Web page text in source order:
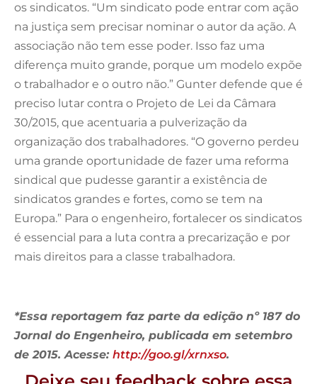
os sindicatos. “Um sindicato pode entrar com ação
na justiça sem precisar nominar o autor da ação. A
associação não tem esse poder. Isso faz uma
diferença muito grande, porque um modelo expõe
o trabalhador e o outro não.” Gunter defende que é
preciso lutar contra o Projeto de Lei da Câmara
30/2015, que acentuaria a pulverização da
organização dos trabalhadores. “O governo perdeu
uma grande oportunidade de fazer uma reforma
sindical que pudesse garantir a existência de
sindicatos grandes e fortes, como se tem na
Europa.” Para o engenheiro, fortalecer os sindicatos
é essencial para a luta contra a precarização e por
mais direitos para a classe trabalhadora.
*Essa reportagem faz parte da edição nº 187 do
Jornal do Engenheiro, publicada em setembro
de 2015. Acesse: http://goo.gl/xrnxso.